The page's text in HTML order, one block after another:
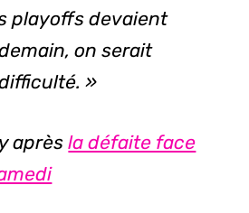
playoffsdevaient
on serait
»
aprèsla défaite face